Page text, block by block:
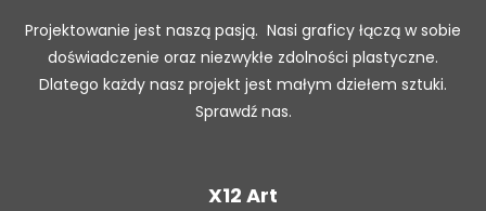
Projektowanie jest naszą pasją. Nasi graficy łączą w sobie
doświadczenie oraz niezwykłe zdolności plastyczne.
Dlatego każdy nasz projekt jest małym dziełem sztuki.
Sprawdź nas.
X12 Art